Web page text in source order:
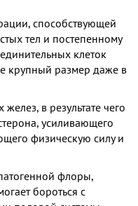
способствующей
тел и постепенному
клеток
крупный размер даже в
в результате чего
усиливающего
физическую силу и
флоры,
бороться с